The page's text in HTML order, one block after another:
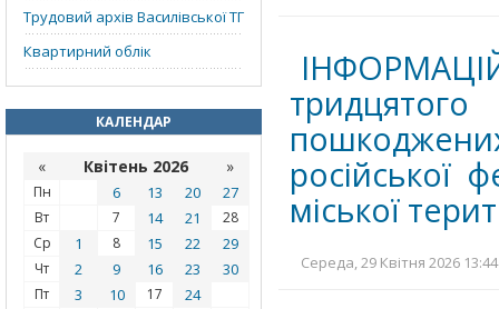
Трудовий архів Василівської ТГ
Квартирний облік
КАЛЕНДАР
« Квітень 2026 »
Пн 6 13 20 27
Вт 7 14 21
28
Ср
1 8 15 22 29
Чт 2 9 16 23 30
Пт 3 10 17 24
тридцятого
російської
міської
Середа, 29 Квітня 2026